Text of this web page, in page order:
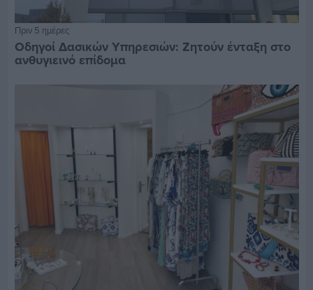
Πριν 5 ημέρες
Οδηγοί Δασικών Υπηρεσιών: Ζητούν ένταξη στο
ανθυγιεινό επίδομα